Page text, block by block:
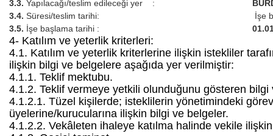
3.3. Yapılacağı/teslim edileceği yer :
3.4. Süresi/teslim tarihi:
İşe
3.5. İşe başlama tarihi :
4- Katılım ve yeterlik kriterleri:
4.1. Katılım ve yeterlik kriterlerine ilişkin istekliler
ilişkin bilgi ve belgelere aşağıda yer verilmiştir:
4.1.1. Teklif mektubu.
4.1.2. Teklif vermeye yetkili olunduğunu gösteren bilgi
4.1.2.1. Tüzel kişilerde; isteklilerin yönetimindeki
üyelerine/kurucularına ilişkin bilgi ve belgeler.
4.1.2.2. Vekâleten ihaleye katılma halinde vekile